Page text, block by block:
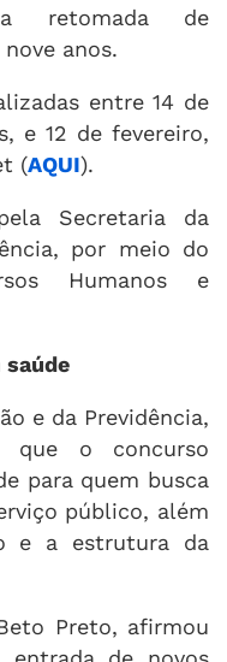
de
anos.
entre 14 de
e 12 de fevereiro,
(AQUI).
Secretaria da
por meio do
Humanos e
saúde
e da Previdência,
que o concurso
para quem busca
público, além
e a estrutura da
Preto, afirmou